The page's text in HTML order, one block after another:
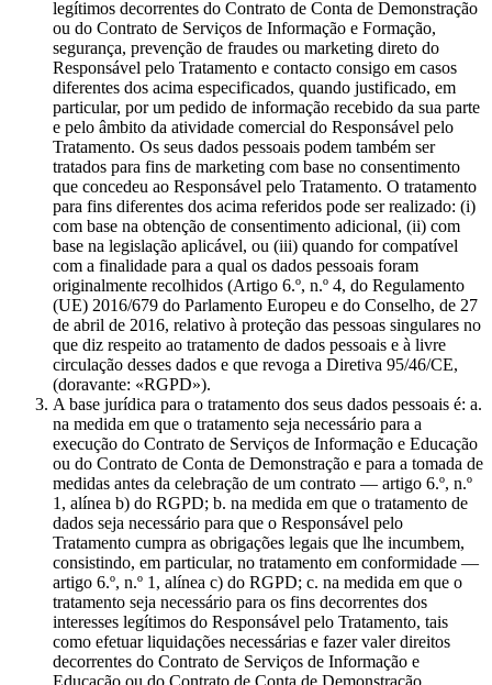
legítimos decorrentes do Contrato de Conta de Demonstração
ou do Contrato de Serviços de Informação e Formação,
segurança, prevenção de fraudes ou marketing direto do
Responsável pelo Tratamento e contacto consigo em casos
diferentes dos acima especificados, quando justificado, em
particular, por um pedido de informação recebido da sua parte
e pelo âmbito da atividade comercial do Responsável pelo
Tratamento. Os seus dados pessoais podem também ser
tratados para fins de marketing com base no consentimento
que concedeu ao Responsável pelo Tratamento. O tratamento
para fins diferentes dos acima referidos pode ser realizado: (i)
com base na obtenção de consentimento adicional, (ii) com
base na legislação aplicável, ou (iii) quando for compatível
com a finalidade para a qual os dados pessoais foram
originalmente recolhidos (Artigo 6.º, n.º 4, do Regulamento
(UE) 2016/679 do Parlamento Europeu e do Conselho, de 27
de abril de 2016, relativo à proteção das pessoas singulares no
que diz respeito ao tratamento de dados pessoais e à livre
circulação desses dados e que revoga a Diretiva 95/46/CE,
(doravante: «RGPD»).
A base jurídica para o tratamento dos seus dados pessoais é: a.
na medida em que o tratamento seja necessário para a
execução do Contrato de Serviços de Informação e Educação
ou do Contrato de Conta de Demonstração e para a tomada de
medidas antes da celebração de um contrato — artigo 6.º, n.º
1, alínea b) do RGPD; b. na medida em que o tratamento de
dados seja necessário para que o Responsável pelo
Tratamento cumpra as obrigações legais que lhe incumbem,
consistindo, em particular, no tratamento em conformidade —
artigo 6.º, n.º 1, alínea c) do RGPD; c. na medida em que o
tratamento seja necessário para os fins decorrentes dos
interesses legítimos do Responsável pelo Tratamento, tais
como efetuar liquidações necessárias e fazer valer direitos
decorrentes do Contrato de Serviços de Informação e
Educação ou do Contrato de Conta de Demonstração